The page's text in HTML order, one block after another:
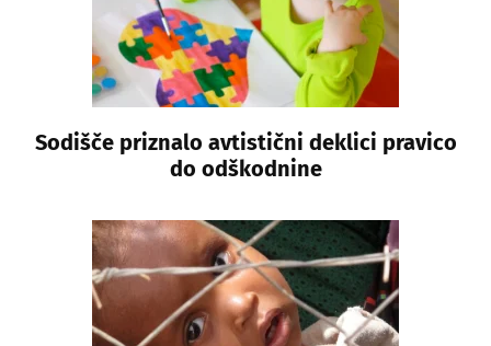
Sodišče priznalo avtistični deklici pravico
do odškodnine